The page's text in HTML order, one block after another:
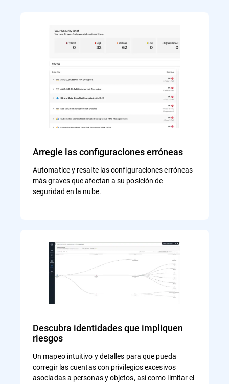
Arregle las configuraciones erróneas
Automatice y resalte las configuraciones erróneas
más graves que afectan a su posición de
seguridad en la nube.
Descubra identidades que impliquen
riesgos
Un mapeo intuitivo y detalles para que pueda
corregir las cuentas con privilegios excesivos
asociadas a personas y objetos, así como limitar el